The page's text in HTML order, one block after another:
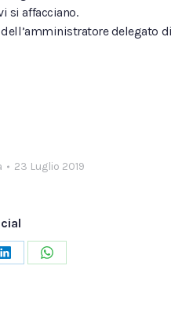
si affacciano.
delegato
23 Luglio 2019
CondividiCondividi